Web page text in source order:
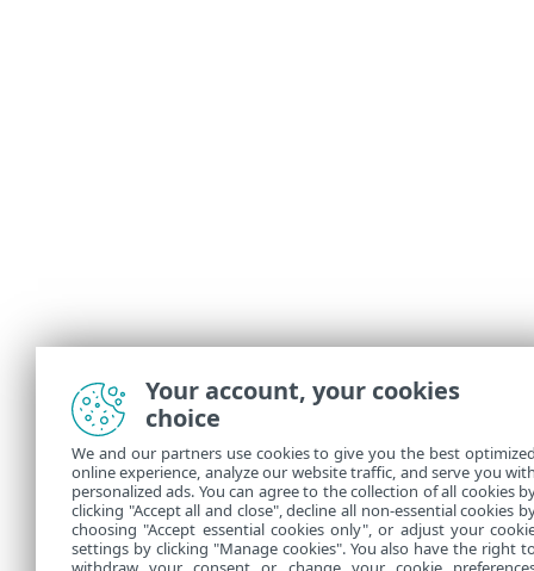
Your account, your cookies
choice
We and our partners use cookies to give you the best
online experience, analyze our website traffic, and serve you
personalized ads. You can agree to the collection of all cookies
clicking "Accept all and close", decline all non-essential cookies
choosing "Accept essential cookies only", or adjust your
settings by clicking "Manage cookies". You also have the right